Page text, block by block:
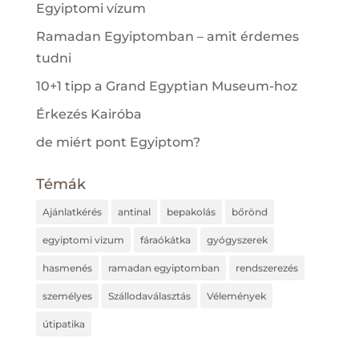
Egyiptomi vízum
Ramadan Egyiptomban – amit érdemes
tudni
10+1 tipp a Grand Egyptian Museum-hoz
Érkezés Kairóba
de miért pont Egyiptom?
Témák
Ajánlatkérés antinal bepakolás bőrönd
egyiptomi vizum fáraókátka gyógyszerek
hasmenés ramadan egyiptomban rendszerezés
személyes Szállodaválasztás Vélemények
útipatika